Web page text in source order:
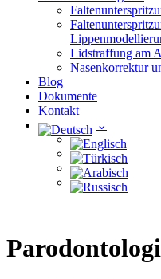
Lidstraffung am
Nasenkorrektur
Blog
Dokumente
Kontakt